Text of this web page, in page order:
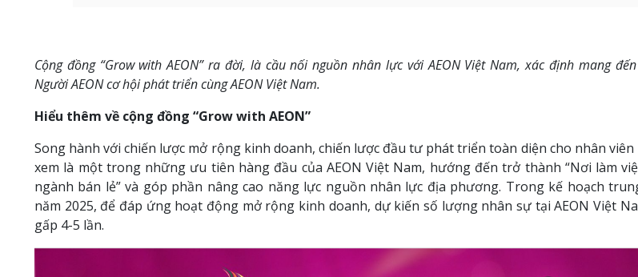
Cộng đồng “Grow with AEON” ra đời, là cầu nối nguồn nhân lực với AEON Việt Nam, xác định mang
Người AEON cơ hội phát triển cùng AEON Việt Nam.
Hiểu thêm về cộng đồng “Grow with AEON”
Song hành với chiến lược mở rộng kinh doanh, chiến lược đầu tư phát triển toàn diện cho nhân
xem là một trong những ưu tiên hàng đầu của AEON Việt Nam, hướng đến trở thành “Nơi làm
ngành bán lẻ” và góp phần nâng cao năng lực nguồn nhân lực địa phương. Trong kế hoạch
năm 2025, để đáp ứng hoạt động mở rộng kinh doanh, dự kiến số lượng nhân sự tại AEON Việt
gấp 4-5 lần.